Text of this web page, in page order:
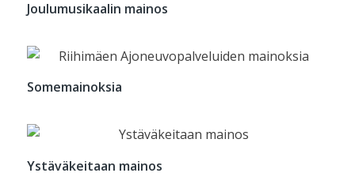
Joulumusikaalin mainos
Somemainoksia
Ystäväkeitaan mainos